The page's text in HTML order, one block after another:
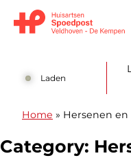
Laden
Home » Hersenen
Category: